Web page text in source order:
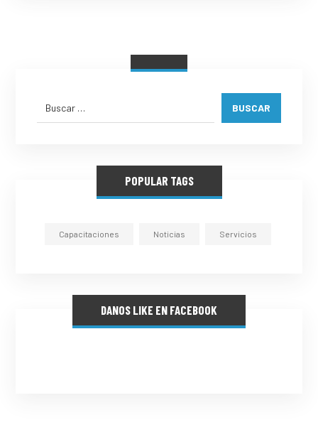
BUSCAR
POPULAR TAGS
Capacitaciones Noticias Servicios
DANOS LIKE EN FACEBOOK